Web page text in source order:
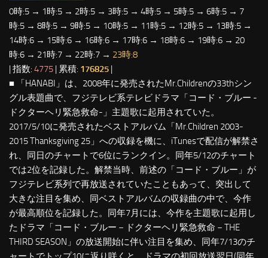
0時:5 → 1時:5 → 2時:5 → 3時:5 → 4時:5 → 5時:5 → 6時:5 → 7
時:5 → 8時:5 → 9時:5 → 10時:5 → 11時:5 → 12時:5 → 13時:5 →
14時:6 → 15時:6 → 16時:6 → 17時:6 → 18時:6 → 19時:6 → 20
時:6 → 21時:7 → 22時:7 → 23時:8
| 指数: 4775 | 累積: 176825 |
■ 「HANABI」は、2008年に発売されたMr.Childrenの33thシン
グル表題曲で、フジテレビ系テレビドラマ「コード・ブルー -
ドクターヘリ緊急救命-」主題歌に起用されていた。
2017/5/10に発売されたベストアルバム「Mr.Children 2003-
2015 Thanksgiving 25」への収録を機に、iTunesで配信が解禁さ
れ、同日のチャートで6位にランクイン。同年5/12のチャート
では2位を記録した。解禁当時、前述の「コード・ブルー」が
フジテレビ系列で再放送されていたこともあって、突出して
大きな注目を集め、同ベストアルバムの収録曲の中で、今作
が最高順位を記録した。同年7月には、今作を主題歌に起用し
たドラマ「コード・ブルー－ドクターヘリ緊急救命－THE
THIRD SEASON」の放送開始に伴い注目を集め、同年7/13のチ